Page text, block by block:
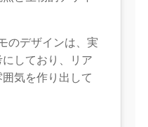
のデザインは、実
しており、リア
気を作り出して